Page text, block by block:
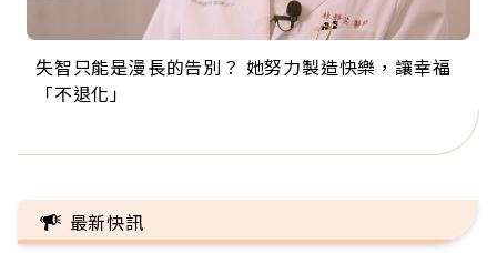
失智只能是漫長的告別？ 她努力製造快樂，讓幸福
「不退化」
來自剛果的巧克力神父 為台灣奉獻36年 「台灣是我
的家，我連作夢都講台語！」
63歲卸矽谷副總、搬回台灣找快樂！「蛋黃哥小
丑」走進安養院，逗樂上萬爺奶：退休後才開始真
104歲打破金氏世界紀錄 成為全球最年長羽球選
手，分享長壽的秘密原來是「這個」
事業巔峰他選擇追夢…黑手阿伯拉小提琴還登上小
巨蛋！連CNN都大讚！
最新快訊